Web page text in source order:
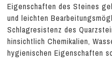
Eigenschaften des Steines
und leichten
Schlagresistenz des
hinsichtlich Chemikalien,
hygienischen Eigenschaften